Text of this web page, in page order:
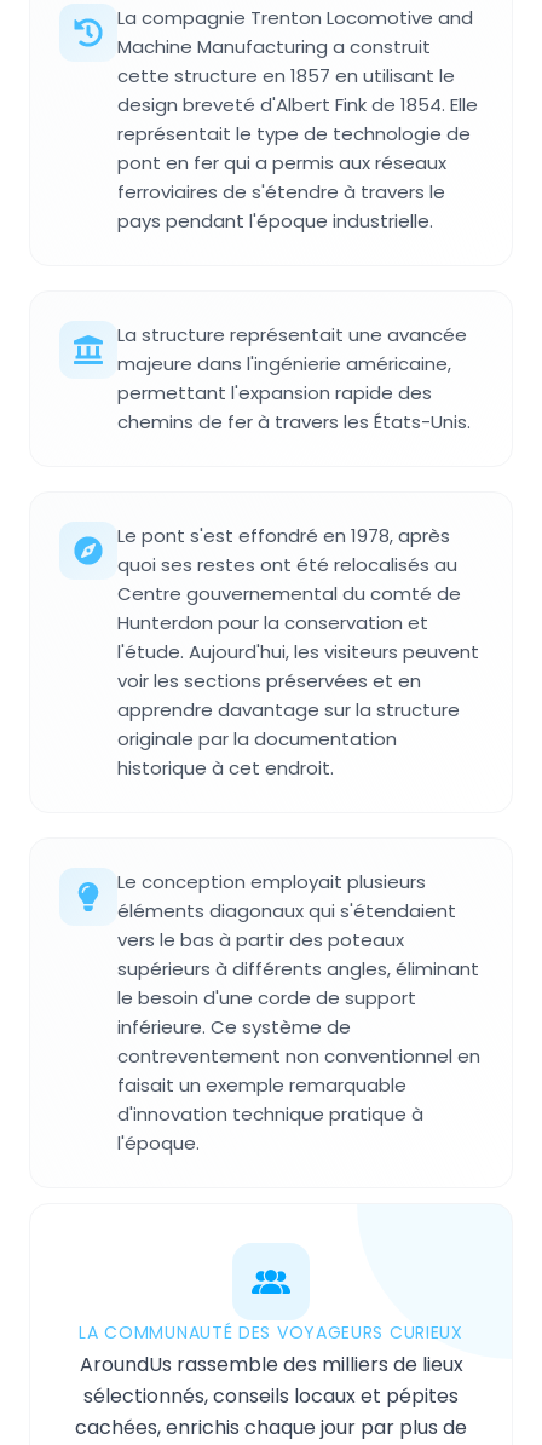
La compagnie Trenton Locomotive and
Machine Manufacturing a construit
cette structure en 1857 en utilisant le
design breveté d'Albert Fink de 1854. Elle
représentait le type de technologie de
pont en fer qui a permis aux réseaux
ferroviaires de s'étendre à travers le
pays pendant l'époque industrielle.
La structure représentait une avancée
majeure dans l'ingénierie américaine,
permettant l'expansion rapide des
chemins de fer à travers les États-Unis.
Le pont s'est effondré en 1978, après
quoi ses restes ont été relocalisés au
Centre gouvernemental du comté de
Hunterdon pour la conservation et
l'étude. Aujourd'hui, les visiteurs peuvent
voir les sections préservées et en
apprendre davantage sur la structure
originale par la documentation
historique à cet endroit.
Le conception employait plusieurs
éléments diagonaux qui s'étendaient
vers le bas à partir des poteaux
supérieurs à différents angles, éliminant
le besoin d'une corde de support
inférieure. Ce système de
contreventement non conventionnel en
faisait un exemple remarquable
d'innovation technique pratique à
l'époque.
LA COMMUNAUTÉ DES VOYAGEURS CURIEUX
AroundUs rassemble des milliers de lieux
sélectionnés, conseils locaux et pépites
cachées, enrichis chaque jour par plus de